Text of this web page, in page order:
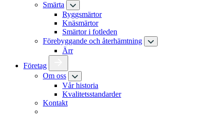
Smärta
Ryggsmärtor
Knäsmärtor
Smärtor i fotleden
Förebyggande och återhämtning
Ärr
Företag
Om oss
Vår historia
Kvalitetsstandarder
Kontakt